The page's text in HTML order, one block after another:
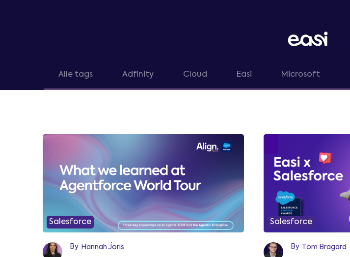
Alle tags Adfinity Cloud Easi Microsoft
Salesforce
By Hannah Joris
Salesforce
By Tom Bragard